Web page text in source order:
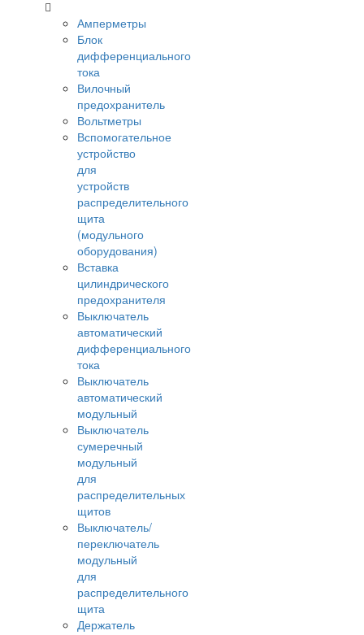
Амперметры
Блок
дифференциального
тока
Вилочный
предохранитель
Вольтметры
Вспомогательное
устройство
для
устройств
распределительного
щита
(модульного
оборудования)
Вставка
цилиндрического
предохранителя
Выключатель
автоматический
дифференциального
тока
Выключатель
автоматический
модульный
Выключатель
сумеречный
модульный
для
распределительных
щитов
Выключатель/
переключатель
модульный
для
распределительного
щита
Держатель